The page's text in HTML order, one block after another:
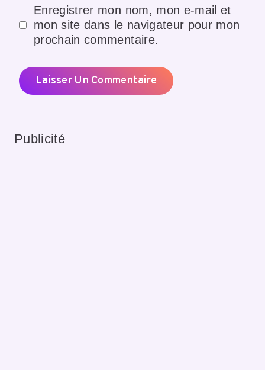
Enregistrer mon nom, mon e-mail et
mon site dans le navigateur pour mon
prochain commentaire.
Publicité